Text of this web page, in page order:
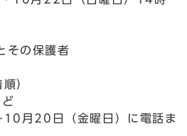
その保護者
）
月20日（金曜日）に電話ま